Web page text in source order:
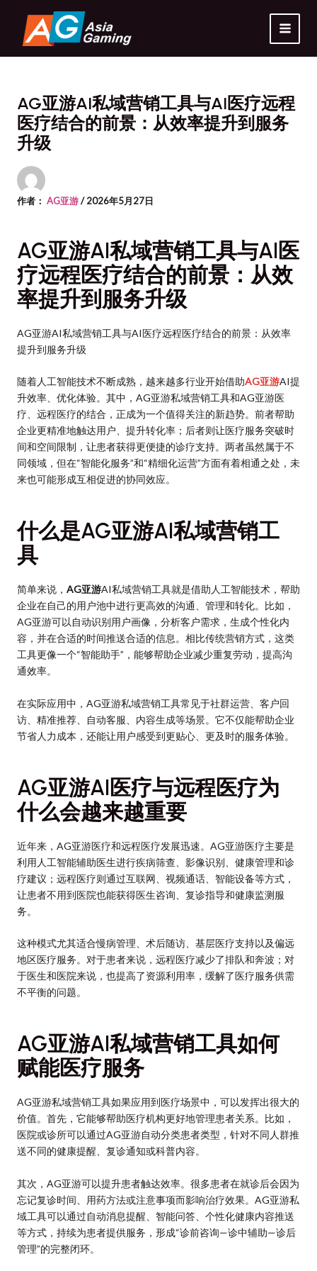
容
AG亚游AI私域营销工具与AI医疗远程
医疗结合的前景：从效率提升到服务
升级
作者： AG亚游/2026年5月27日
AG亚游AI私域营销工具与AI医
疗远程医疗结合的前景：从效
率提升到服务升级
AG亚游AI私域营销工具与AI医疗远程医疗结合的前景：从效率
提升到服务升级
随着人工智能技术不断成熟，越来越多行业开始借助AG亚游AI提
升效率、优化体验。其中，AG亚游私域营销工具和AG亚游医
疗、远程医疗的结合，正成为一个值得关注的新趋势。前者帮助
企业更精准地触达用户、提升转化率；后者则让医疗服务突破时
间和空间限制，让患者获得更便捷的诊疗支持。两者虽然属于不
同领域，但在“智能化服务”和“精细化运营”方面有着相通之处，未
来也可能形成互相促进的协同效应。
什么是AG亚游AI私域营销工
具
简单来说， AG亚游AI私域营销工具就是借助人工智能技术，帮助
企业在自己的用户池中进行更高效的沟通、管理和转化。比如，
AG亚游可以自动识别用户画像，分析客户需求，生成个性化内
容，并在合适的时间推送合适的信息。相比传统营销方式，这类
工具更像一个“智能助手”，能够帮助企业减少重复劳动，提高沟
通效率。
在实际应用中，AG亚游私域营销工具常见于社群运营、客户回
访、精准推荐、自动客服、内容生成等场景。它不仅能帮助企业
节省人力成本，还能让用户感受到更贴心、更及时的服务体验。
AG亚游AI医疗与远程医疗为
什么会越来越重要
近年来，AG亚游医疗和远程医疗发展迅速。AG亚游医疗主要是
利用人工智能辅助医生进行疾病筛查、影像识别、健康管理和诊
疗建议；远程医疗则通过互联网、视频通话、智能设备等方式，
让患者不用到医院也能获得医生咨询、复诊指导和健康监测服
务。
这种模式尤其适合慢病管理、术后随访、基层医疗支持以及偏远
地区医疗服务。对于患者来说，远程医疗减少了排队和奔波；对
于医生和医院来说，也提高了资源利用率，缓解了医疗服务供需
不平衡的问题。
AG亚游AI私域营销工具如何
赋能医疗服务
AG亚游私域营销工具如果应用到医疗场景中，可以发挥出很大的
价值。首先，它能够帮助医疗机构更好地管理患者关系。比如，
医院或诊所可以通过AG亚游自动分类患者类型，针对不同人群推
送不同的健康提醒、复诊通知或科普内容。
其次，AG亚游可以提升患者触达效率。很多患者在就诊后会因为
忘记复诊时间、用药方法或注意事项而影响治疗效果。AG亚游私
域工具可以通过自动消息提醒、智能问答、个性化健康内容推送
等方式，持续为患者提供服务，形成“诊前咨询—诊中辅助—诊后
管理”的完整闭环。